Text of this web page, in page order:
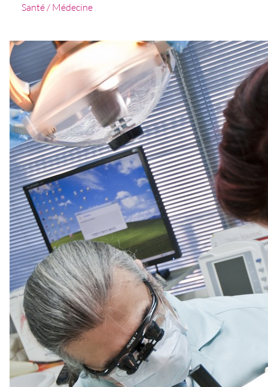
Santé / Médecine